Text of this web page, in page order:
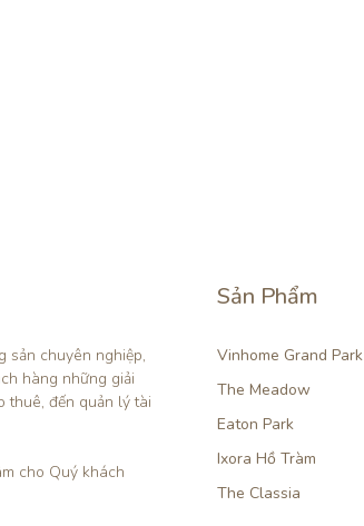
sản chuyên nghiệp,
hàng những giải
thuê, đến quản lý tài
cho Quý khách
Sản Phẩm
Vinhome Grand Park
The Meadow
Eaton Park
Ixora Hồ Tràm
The Classia